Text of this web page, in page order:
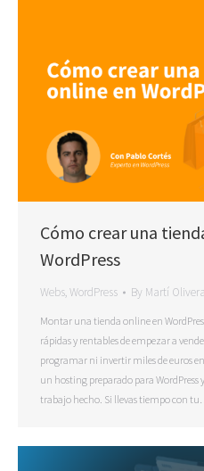
Cómo crear una
WordPress
Webs,WordPress By Martí
Montar una tienda online en
rápidas y rentables de empezar a
programar ni invertir miles de euros
un hosting preparado para WordPress
trabajo hecho. Si llevas tiempo con